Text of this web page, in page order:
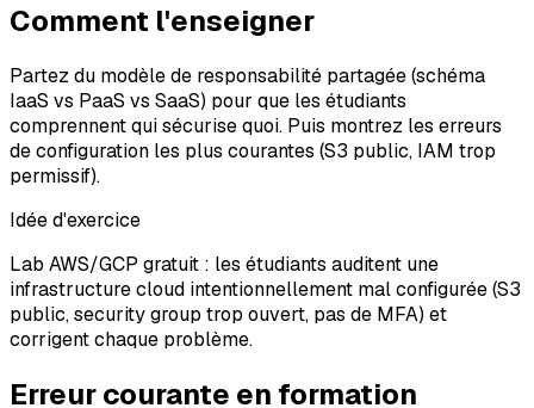
Comment l'enseigner
Partez du modèle de responsabilité partagée (schéma
IaaS vs PaaS vs SaaS) pour que les étudiants
comprennent qui sécurise quoi. Puis montrez les erreurs
de configuration les plus courantes (S3 public, IAM trop
permissif).
Idée d'exercice
Lab AWS/GCP gratuit : les étudiants auditent une
infrastructure cloud intentionnellement mal configurée (S3
public, security group trop ouvert, pas de MFA) et
corrigent chaque problème.
Erreur courante en formation